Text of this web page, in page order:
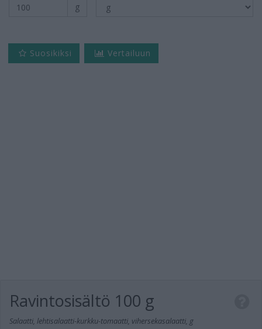
g
Suosikiksi Vertailuun
Ravintosisältö 100 g
Salaatti, lehtisalaatti-kurkku-tomaatti, vihersekasalaatti, g